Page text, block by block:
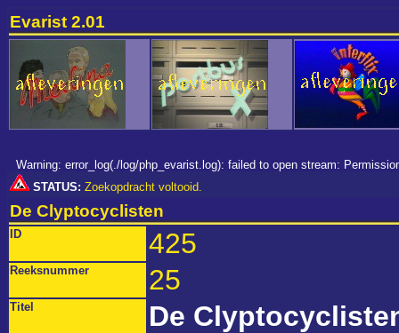
Evarist 2.01
Warning: error_log(./log/php_evarist.log): failed to open stream:
STATUS: Zoekopdracht voltooid.
De Clyptocyclisten
ID 425
Reeksnummer 25
Titel De